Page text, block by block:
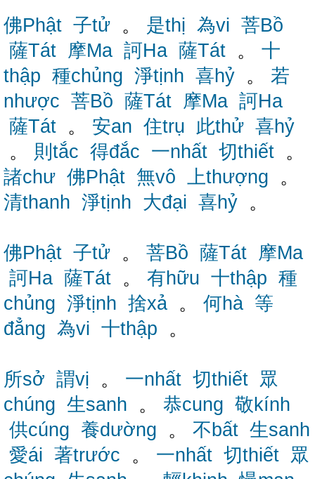
佛Phật 子tử 。 是thị 為vi 菩Bồ
薩Tát 摩Ma 訶Ha 薩Tát 。 十
thập 種chủng 淨tịnh 喜hỷ 。 若
nhược 菩Bồ 薩Tát 摩Ma 訶Ha
薩Tát 。 安an 住trụ 此thử 喜hỷ
。 則tắc 得đắc 一nhất 切thiết 。
諸chư 佛Phật 無vô 上thượng 。
清thanh 淨tịnh 大đại 喜hỷ 。
佛Phật 子tử 。 菩Bồ 薩Tát 摩Ma
訶Ha 薩Tát 。 有hữu 十thập 種
chủng 淨tịnh 捨xả 。 何hà 等
đẳng 為vi 十thập 。
所sở 謂vị 。 一nhất 切thiết 眾
chúng 生sanh 。 恭cung 敬kính
供cúng 養dường 。 不bất 生sanh
愛ái 著trước 。 一nhất 切thiết 眾